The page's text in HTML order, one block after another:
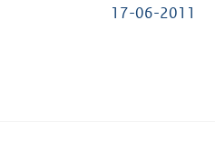
17-06-2011